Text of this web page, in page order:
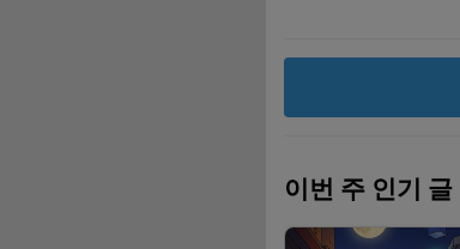
이번 주 인기 글